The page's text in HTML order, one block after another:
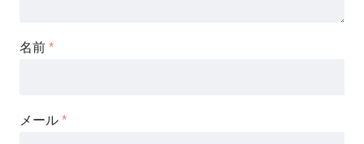
名前 *
メール *